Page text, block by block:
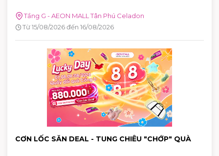
Tầng G - AEON MALL Tân Phú Celadon
Từ 15/08/2026 đến 16/08/2026
CƠN LỐC SĂN DEAL - TUNG CHIÊU "CHỚP" QUÀ